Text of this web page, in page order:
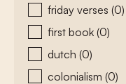
friday verses (0)
first book (0)
dutch (0)
colonialism (0)